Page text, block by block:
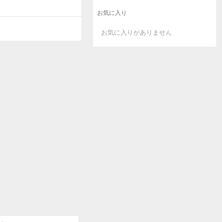
お気に入り
お気に入りがありません